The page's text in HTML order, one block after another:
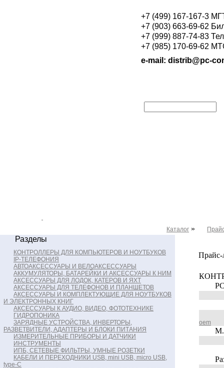
+7 (499) 167-167-3
+7 (903) 663-69-62
+7 (999) 887-74-83
+7 (985) 170-69-62
e-mail: distrib@pc-
Каталог »
Разделы
КОНТРОЛЛЕРЫ ДЛЯ КОМПЬЮТЕРОВ И НОУТБУКОВ
IP-ТЕЛЕФОНИЯ
АВТОАКСЕССУАРЫ И ВЕЛОАКСЕССУАРЫ
АККУМУЛЯТОРЫ, БАТАРЕЙКИ И АКСЕССУАРЫ К НИМ
АКСЕССУАРЫ ДЛЯ ЛОДОК, КАТЕРОВ И ЯХТ
АКСЕССУАРЫ ДЛЯ ТЕЛЕФОНОВ И ПЛАНШЕТОВ
АКСЕССУАРЫ И КОМПЛЕКТУЮЩИЕ ДЛЯ НОУТБУКОВ
И ЭЛЕКТРОННЫХ КНИГ
АКСЕССУАРЫ К АУДИО, ВИДЕО, ФОТОТЕХНИКЕ
ГИДРОПОНИКА
ЗАРЯДНЫЕ УСТРОЙСТВА, ИНВЕРТОРЫ,
РАЗВЕТВИТЕЛИ, АДАПТЕРЫ И БЛОКИ ПИТАНИЯ
ИЗМЕРИТЕЛЬНЫЕ ПРИБОРЫ И ДАТЧИКИ
ИНСТРУМЕНТЫ
ИПБ, СЕТЕВЫЕ ФИЛЬТРЫ, УМНЫЕ РОЗЕТКИ
КАБЕЛИ И ПЕРЕХОДНИКИ USB, mini USB, micro USB,
type-C
oem
M.2